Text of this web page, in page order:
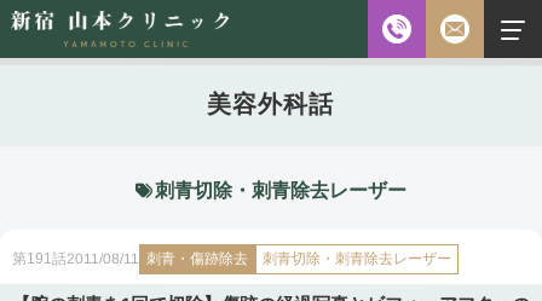
お電話
休診日 水・日・祝日
ご予約前に必ず下記のページをご確認ください。
ご予約について
美容外科話
刺青切除・刺青除去レーザー
第191話2011/08/11 刺青・傷跡除去 刺青切除・刺青除去レーザー